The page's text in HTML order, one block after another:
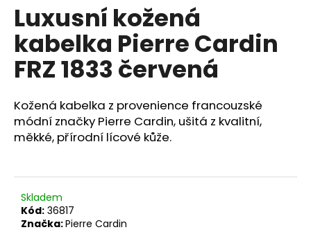
Luxusní kožená
kabelka Pierre Cardin
FRZ 1833 červená
Kožená kabelka z provenience francouzské
módní značky Pierre Cardin, ušitá z kvalitní,
měkké, přírodní lícové kůže.
Skladem
Kód: 36817
Značka:Pierre Cardin
D
o
p
o
r
č
u
j
e